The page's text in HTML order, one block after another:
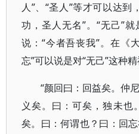
人”、“圣人”等才可以达到
功，圣人无名”。“无己”
说：“今者吾丧我”。在《
忘”可以说是对“无己”这种
“颜回曰：回益矣。仲
义矣。曰：可矣，独未也
矣。曰：何谓也？曰：回